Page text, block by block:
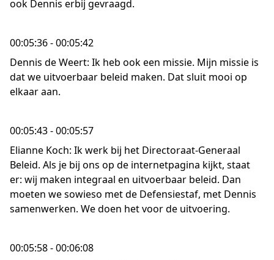
ook Dennis erbij gevraagd.
00:05:36 - 00:05:42
Dennis de Weert: Ik heb ook een missie. Mijn missie is
dat we uitvoerbaar beleid maken. Dat sluit mooi op
elkaar aan.
00:05:43 - 00:05:57
Elianne Koch: Ik werk bij het Directoraat-Generaal
Beleid. Als je bij ons op de internetpagina kijkt, staat
er: wij maken integraal en uitvoerbaar beleid. Dan
moeten we sowieso met de Defensiestaf, met Dennis
samenwerken. We doen het voor de uitvoering.
00:05:58 - 00:06:08